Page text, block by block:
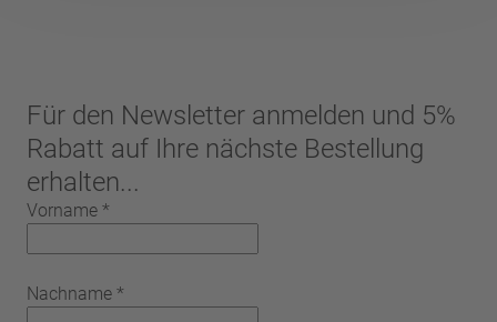
Für den Newsletter anmelden und 5%
Rabatt auf Ihre nächste Bestellung
erhalten...
Vorname *
Nachname *